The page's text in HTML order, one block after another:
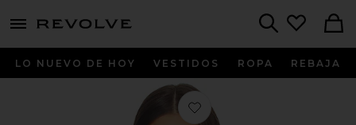
menu - shows more content
LO NUEVO DE HOY VESTIDOS ROPA REBAJA
Favorito CAMISETA DE MANGA